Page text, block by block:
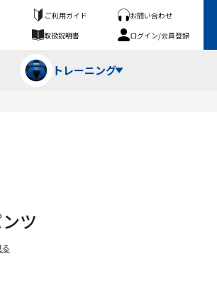
ご利用ガイド
お問い合わせ
取扱説明書
ログイン/会員登録
トレーニング
ドル・ハードル
ツ